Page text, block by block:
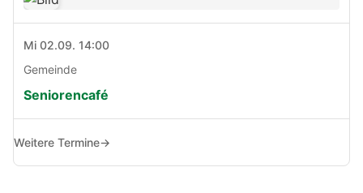
Mi 02.09. 14:00
Gemeinde
Seniorencafé
Weitere Termine→